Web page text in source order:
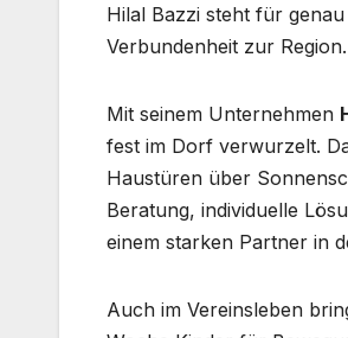
Hilal Bazzi steht für
Verbundenheit zur Region.
Mit seinem Unternehmen
fest im Dorf verwurzelt.
Haustüren über
Beratung, individuelle
einem starken Partner in
Auch im Vereinsleben